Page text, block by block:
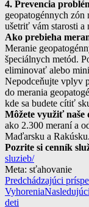
4. Prevencia
geopatogénnych
ušetriť vám starosti a
Ako prebieha
Meranie
špeciálnych metód.
eliminovať alebo
Nepodceňujte vplyv
do merania
kde sa budete cítiť
Môžete využiť naše
ako 2.300 meraní a
Maďarsku a Rakúsku.
Pozrite si cenník
sluzieb/
Meta: sťahovanie
Navigácia
článkami
Predchádzajúci
Vyhorenia
deti